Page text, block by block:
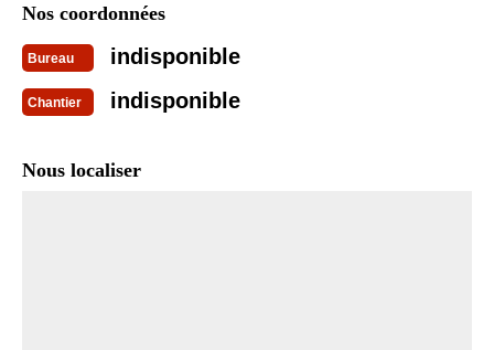
Nos coordonnées
Bureau indisponible
Chantier indisponible
Nous localiser